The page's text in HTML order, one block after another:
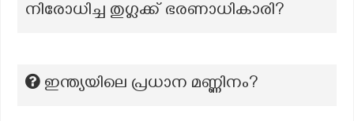
നിരോധിച്ച തുഗ്ലക്ക് ഭരണാധികാരി?
ഇന്ത്യയിലെ പ്രധാന മണ്ണിനം?